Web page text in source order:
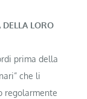
DELLA LORO
prima della
che li
regolarmente